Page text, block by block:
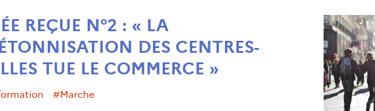
REÇUE N°2 : « LA
DES CENTRES-
TUE LE COMMERCE »
#Marche